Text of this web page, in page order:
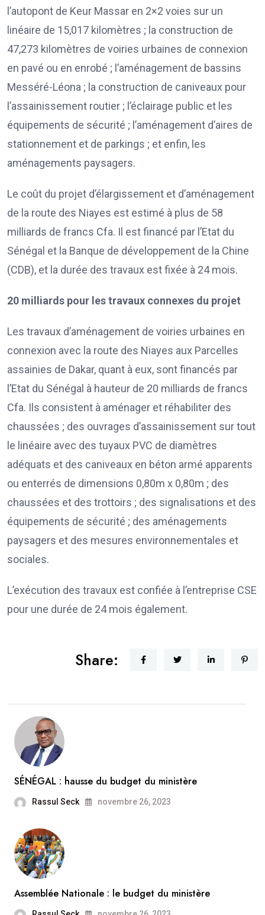
l’autopont de Keur Massar en 2×2 voies sur un
linéaire de 15,017 kilomètres ; la construction de
47,273 kilomètres de voiries urbaines de connexion
en pavé ou en enrobé ; l’aménagement de bassins
Messéré-Léona ; la construction de caniveaux pour
l’assainissement routier ; l’éclairage public et les
équipements de sécurité ; l’aménagement d’aires de
stationnement et de parkings ; et enfin, les
aménagements paysagers.
Le coût du projet d’élargissement et d’aménagement
de la route des Niayes est estimé à plus de 58
milliards de francs Cfa. Il est financé par l’Etat du
Sénégal et la Banque de développement de la Chine
(CDB), et la durée des travaux est fixée à 24 mois.
20 milliards pour les travaux connexes du projet
Les travaux d’aménagement de voiries urbaines en
connexion avec la route des Niayes aux Parcelles
assainies de Dakar, quant à eux, sont financés par
l’Etat du Sénégal à hauteur de 20 milliards de francs
Cfa. Ils consistent à aménager et réhabiliter des
chaussées ; des ouvrages d’assainissement sur tout
le linéaire avec des tuyaux PVC de diamètres
adéquats et des caniveaux en béton armé apparents
ou enterrés de dimensions 0,80m x 0,80m ; des
chaussées et des trottoirs ; des signalisations et des
équipements de sécurité ; des aménagements
paysagers et des mesures environnementales et
sociales.
L’exécution des travaux est confiée à l’entreprise CSE
pour une durée de 24 mois également.
Share:
SÉNÉGAL : hausse du budget du ministère
Rassul Seck novembre 26, 2023
Assemblée Nationale : le budget du ministère